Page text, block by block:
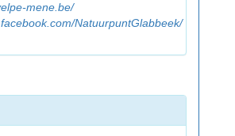
mene.be/
NatuurpuntGlabbeek/